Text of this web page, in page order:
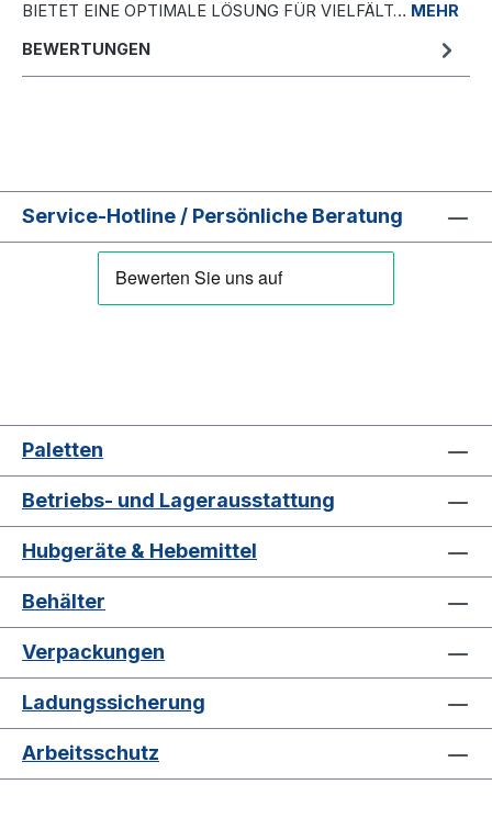
BIETET EINE OPTIMALE LÖSUNG FÜR VIELFÄLT… MEHR
BEWERTUNGEN
Service-Hotline / Persönliche Beratung
Paletten
Betriebs- und Lagerausstattung
Hubgeräte & Hebemittel
Behälter
Verpackungen
Ladungssicherung
Arbeitsschutz